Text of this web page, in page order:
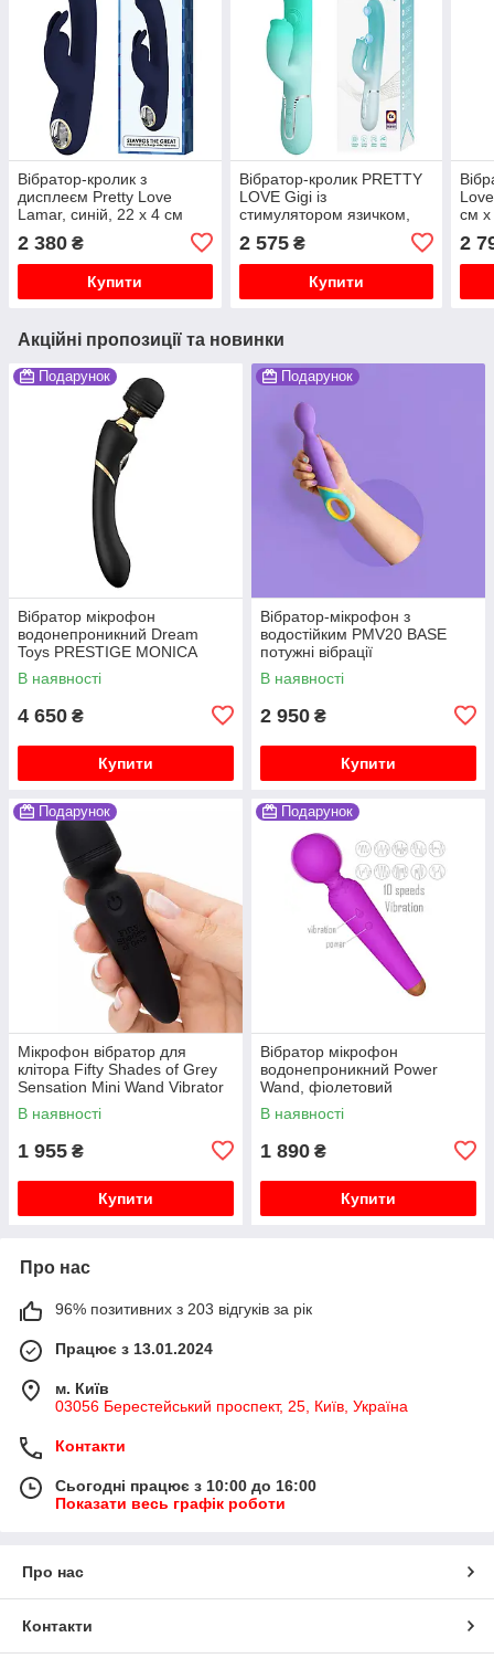
Вібратор-кролик з
дисплеєм Pretty Love
Lamar, синій, 22 х 4 см
2 380 ₴
Купити
Вібратор-кролик PRETTY
LOVE Gigi із
стимулятором язичком,
блакитний, 22.8 х 3.4 см
2 575₴
Купити
см
2
Акційні пропозиції та новинки
Подарунок
Вібратор мікрофон
водонепроникний Dream
Toys PRESTIGE MONICA
LUXXE
В наявності
4 650 ₴
Купити
Подарунок
Вібратор-мікрофон з
водостійким PMV20 BASE
потужні вібрації
В наявності
2 950 ₴
Купити
Подарунок
Мікрофон вібратор для
клітора Fifty Shades of Grey
Sensation Mini Wand Vibrator
В наявності
1 955 ₴
Купити
Подарунок
Вібратор мікрофон
водонепроникний Power
Wand, фіолетовий
В наявності
1 890 ₴
Купити
Про нас
96% позитивних з 203 відгуків за рік
Працює з 13.01.2024
м. Київ
03056 Берестейський проспект, 25, Київ, Україна
Контакти
Сьогодні працює з 10:00 до 16:00
Показати весь графік роботи
Про нас
Контакти